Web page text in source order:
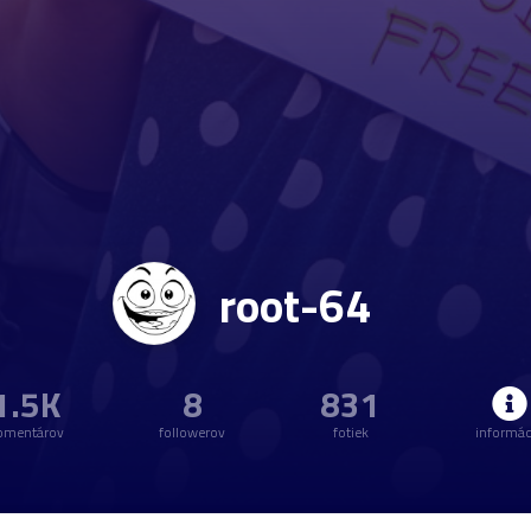
root-64
8
followerov
831
fotiek